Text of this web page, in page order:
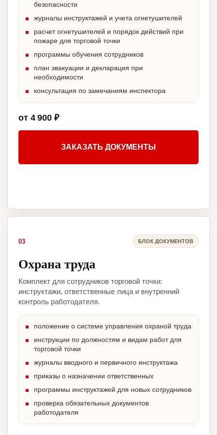
безопасности
журналы инструктажей и учета огнетушителей
расчет огнетушителей и порядок действий при
пожаре для торговой точки
программы обучения сотрудников
план эвакуации и декларация при
необходимости
консультация по замечаниям инспектора
от 4 900 ₽
ЗАКАЗАТЬ ДОКУМЕНТЫ
03 БЛОК ДОКУМЕНТОВ
Охрана труда
Комплект для сотрудников торговой точки:
инструктажи, ответственные лица и внутренний
контроль работодателя.
положение о системе управления охраной труда
инструкции по должностям и видам работ для
торговой точки
журналы вводного и первичного инструктажа
приказы о назначении ответственных
программы инструктажей для новых сотрудников
проверка обязательных документов
работодателя